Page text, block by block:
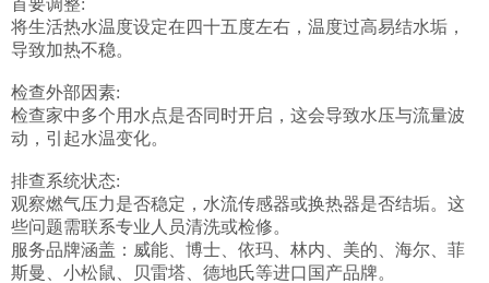
首要调整:
将生活热水温度设定在四十五度左右，温度过高易结水垢，
导致加热不稳。
检查外部因素:
检查家中多个用水点是否同时开启，这会导致水压与流量波
动，引起水温变化。
排查系统状态:
观察燃气压力是否稳定，水流传感器或换热器是否结垢。这
些问题需联系专业人员清洗或检修。
服务品牌涵盖：威能、博士、依玛、林内、美的、海尔、菲
斯曼、小松鼠、贝雷塔、德地氏等进口国产品牌。